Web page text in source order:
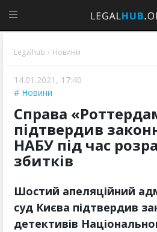
Legalhub / Новини
14.01.2021, 17:40
Новини
Справа
підтвердив
НАБУ під час
збитків
Шостий апеляційний
суд Києва підтвердив
детективів